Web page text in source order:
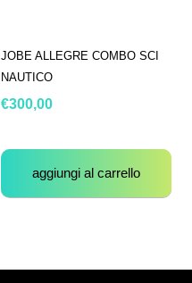
JOBE ALLEGRE COMBO SCI
NAUTICO
€300,00
aggiungi al carrello